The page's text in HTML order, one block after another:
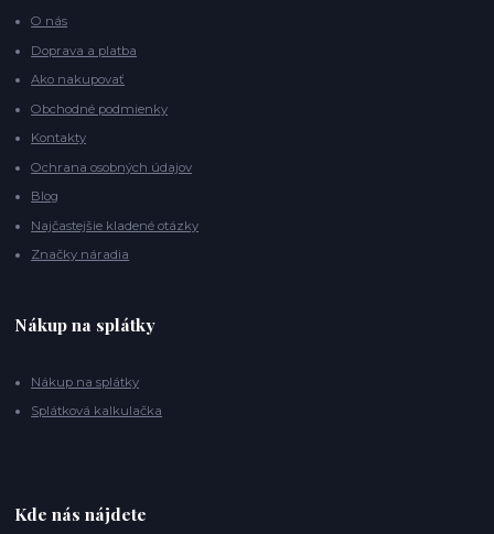
O nás
Doprava a platba
Ako nakupovať
Obchodné podmienky
Kontakty
Ochrana osobných údajov
Blog
Najčastejšie kladené otázky
Značky náradia
Nákup na splátky
Nákup na splátky
Splátková kalkulačka
Kde nás nájdete